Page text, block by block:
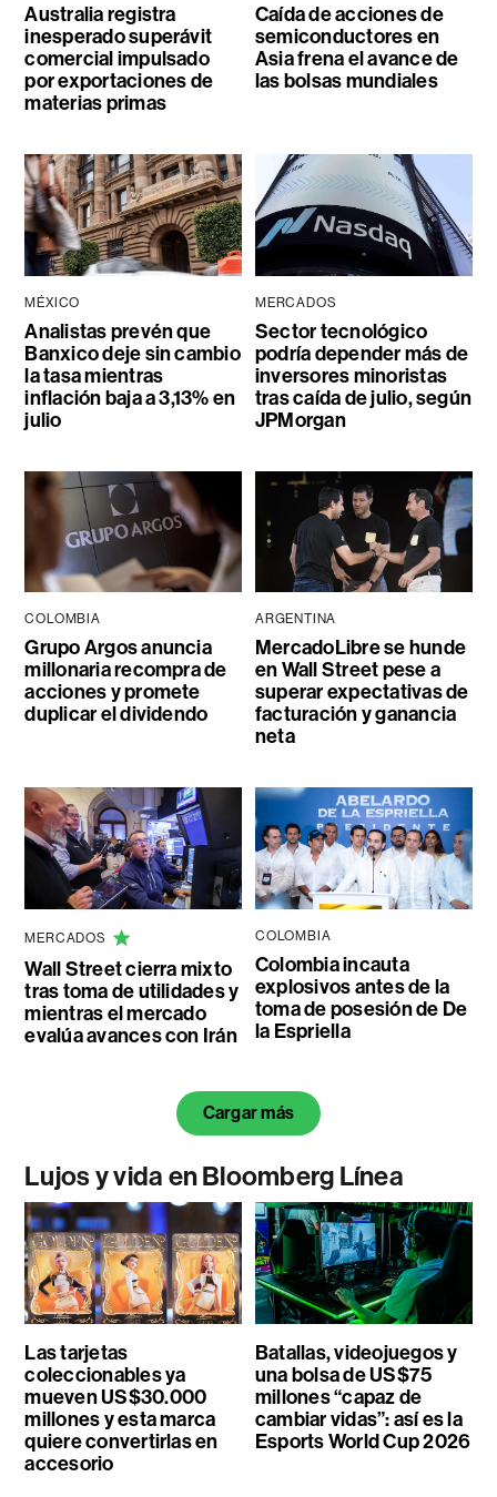
Australia registra
inesperado superávit
comercial impulsado
por exportaciones de
materias primas
Caída de acciones de
semiconductores en
Asia frena el avance de
las bolsas mundiales
MÉXICO
Analistas prevén que
Banxico deje sin cambio
la tasa mientras
inflación baja a 3,13% en
julio
MERCADOS
Sector tecnológico
podría depender más de
inversores minoristas
tras caída de julio, según
JPMorgan
COLOMBIA
Grupo Argos anuncia
millonaria recompra de
acciones y promete
duplicar el dividendo
ARGENTINA
MercadoLibre se hunde
en Wall Street pese a
superar expectativas de
facturación y ganancia
neta
MERCADOS
Wall Street cierra mixto
tras toma de utilidades y
mientras el mercado
evalúa avances con Irán
COLOMBIA
Colombia incauta
explosivos antes de la
toma de posesión de De
la Espriella
Cargar más
Lujos y vida en Bloomberg Línea
Las tarjetas
coleccionables ya
mueven US$30.000
millones y esta marca
quiere convertirlas en
accesorio
Batallas, videojuegos y
una bolsa de US$75
millones “capaz de
cambiar vidas”: así es la
Esports World Cup 2026